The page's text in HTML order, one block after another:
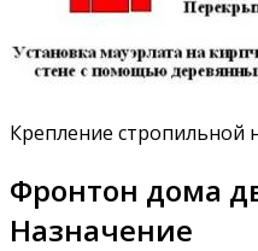
Крепление стропильной
Фронтон дома
Назначение